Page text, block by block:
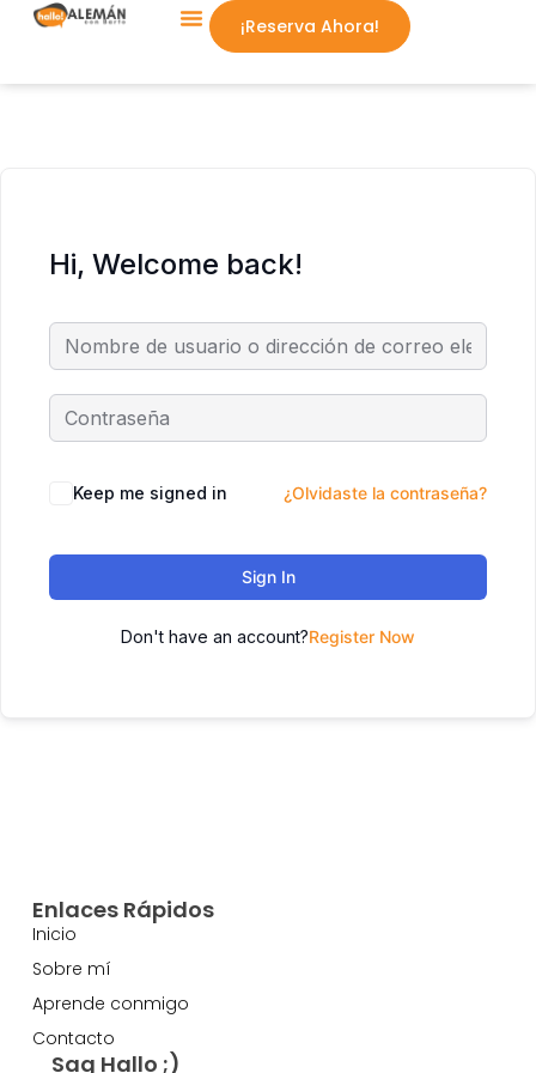
¡Reserva Ahora!
Hi, Welcome back!
Keep me signed in ¿Olvidaste la contraseña?
Sign In
Don't have an account?Register Now
Enlaces Rápidos
Inicio
Sobre mí
Aprende conmigo
Contacto
Sag Hallo ;)